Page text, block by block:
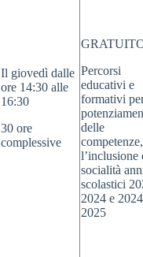
Il giovedì dalle
ore 14:30 alle
16:30
30 ore
complessive
Percorsi
educativi e
formativi
delle
competenze,
l’inclusione
socialità
scolastici
2024 e
2025